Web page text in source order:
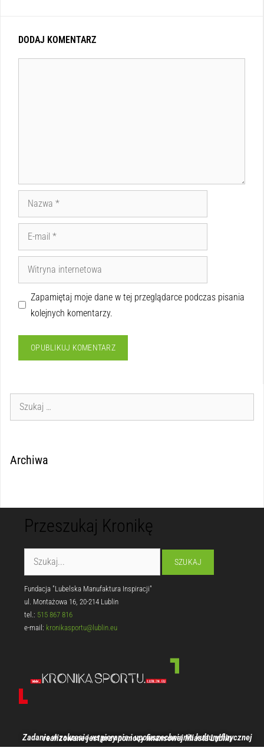
DODAJ KOMENTARZ
Zapamiętaj moje dane w tej przeglądarce podczas pisania
kolejnych komentarzy.
Archiwa
Przeszukaj Kronikę
Fundacja "Lubelska Manufaktura Inspiracji"
ul. Montażowa 16, 20-214 Lublin
tel.: 515 867 816
e-mail: kronikasportu@lublin.eu
Zadanie w zakresie wspierania i upowszechniania kultury fizycznej realizowane jest przy pomocy finansowej Miasta Lublin